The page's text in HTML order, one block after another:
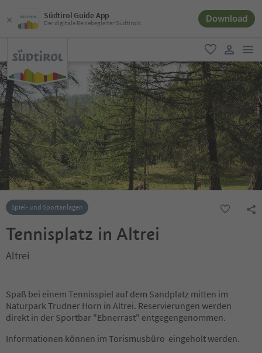
Südtirol Guide App
Der digitale Reisebegleiter Südtirols Download
favorit
user link
Spiel- und Sportanlagen
Tennisplatz in Altrei
Altrei
Spaß bei einem Tennisspiel auf dem Sandplatz mitten im
Naturpark Trudner Horn in Altrei. Reservierungen werden
direkt in der Sportbar "Ebnerrast" entgegengenommen.
Informationen können im Torismusbüro eingeholt werden.